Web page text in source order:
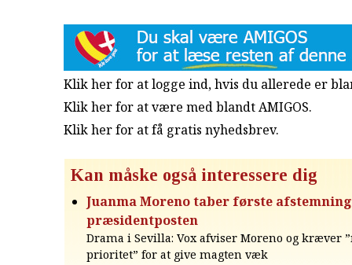
Klik her for at logge ind, hvis du allerede er
Klik her for at være med blandt AMIGOS.
Klik her for at få gratis nyhedsbrev.
Kan måske også interessere dig
Juanma Moreno taber første
præsidentposten
Drama i Sevilla: Vox afviser Moreno og kræver
prioritet” for at give magten væk